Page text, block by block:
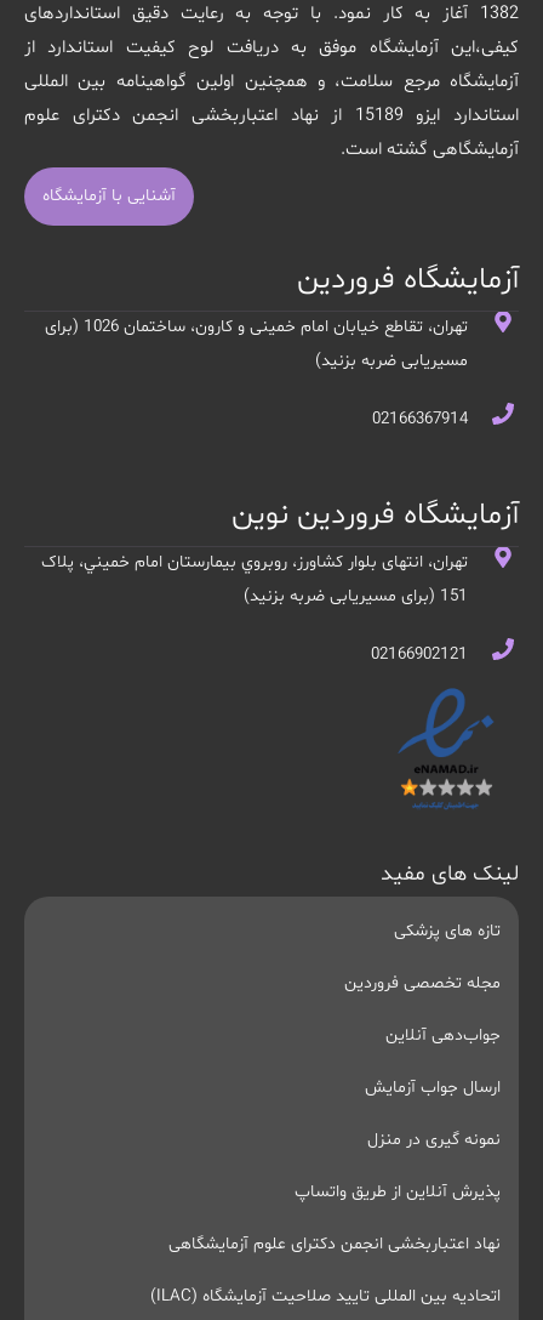
1382 آغاز به کار نمود. با توجه به رعایت دقیق استانداردهای
کیفی،این آزمایشگاه موفق به دریافت لوح کیفیت استاندارد از
آزمایشگاه مرجع سلامت، و همچنین اولین گواهینامه بین المللی
استاندارد ایزو 15189 از نهاد اعتباربخشی انجمن دکترای علوم
آزمایشگاهی گشته است.
آشنایی با آزمایشگاه
آزمایشگاه فروردین
تهران، تقاطع خیابان امام خمینی و کارون، ساختمان 1026 (برای
مسیریابی ضربه بزنید)
02166367914
آزمایشگاه فروردین نوین
تهران، انتهای بلوار کشاورز، روبروي بيمارستان امام خميني، پلاک
151 (برای مسیریابی ضربه بزنید)
02166902121
لینک های مفید
تازه های پزشکی
مجله تخصصی فروردین
جواب‌دهی آنلاین
ارسال جواب آزمایش
نمونه گیری در منزل
پذیرش آنلاین از طریق واتساپ
نهاد اعتباربخشی انجمن دکترای علوم آزمایشگاهی
اتحادیه بین المللی تایید صلاحیت آزمایشگاه (ILAC)